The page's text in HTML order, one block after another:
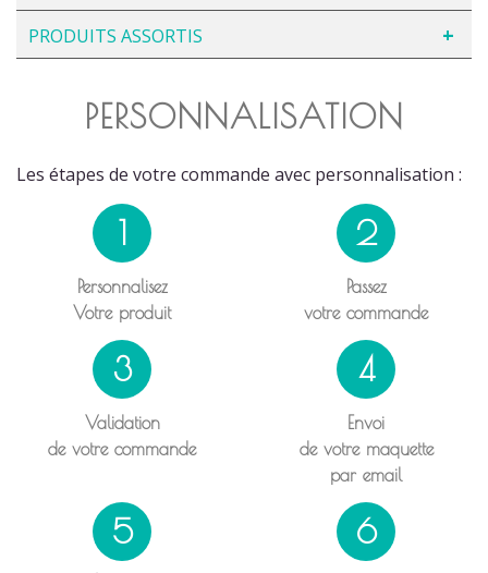
PRODUITS ASSORTIS
PERSONNALISATION
Les étapes de votre commande avec personnalisation :
1
Personnalisez
Votre produit
2
Passez
votre commande
3
Validation
de votre commande
4
Envoi
de votre maquette
par email
5 6